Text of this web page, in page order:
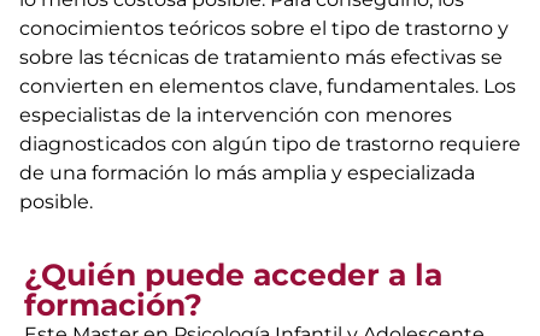
conocimientos teóricos sobre el tipo de trastorno y
sobre las técnicas de tratamiento más efectivas se
convierten en elementos clave, fundamentales. Los
especialistas de la intervención con menores
diagnosticados con algún tipo de trastorno requiere
de una formación lo más amplia y especializada
posible.
¿Quién puede acceder a la
formación?